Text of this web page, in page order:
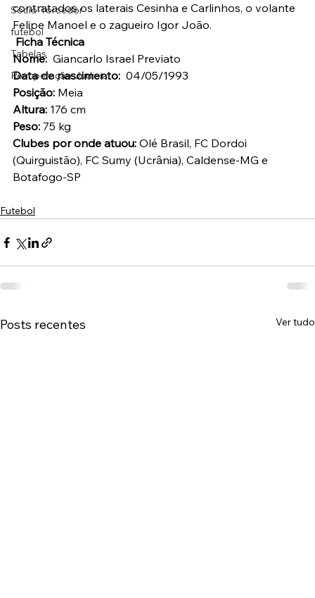
Sócio-Torcedor
futebol
Tabelas
Recuperação Judicial
contratados os laterais Cesinha e Carlinhos, o volante
Felipe Manoel e o zagueiro Igor João.
Ficha Técnica
Nome: Giancarlo Israel Previato
Data de nascimento: 04/05/1993
Posição: Meia
Altura: 176 cm
Peso: 75 kg
Clubes por onde atuou: Olé Brasil, FC Dordoi
(Quirguistão), FC Sumy (Ucrânia), Caldense-MG e
Botafogo-SP
Futebol
Posts recentes Ver tudo